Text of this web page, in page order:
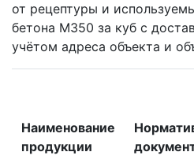
от рецептуры и
бетона М350 за куб с
учётом адреса объекта и
Наименование
продукции